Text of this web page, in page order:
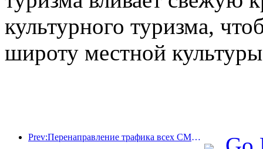
культурного туризма,
широту местной
Prev:Перенаправление трафика всех СМИ помогает старым магазинам омолодиться и создает новую модель «нулевого роста»